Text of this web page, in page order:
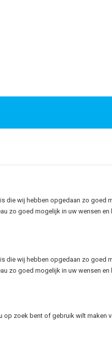
die wij hebben opgedaan zo goed
zo goed mogelijk in uw wensen
die wij hebben opgedaan zo goed
zo goed mogelijk in uw wensen
op zoek bent of gebruik wilt maken